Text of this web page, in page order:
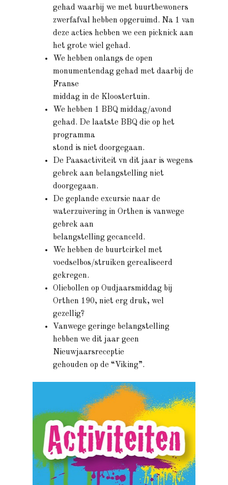
gehad waarbij we met buurtbewoners
zwerfafval hebben opgeruimd. Na 1 van
deze acties hebben we een picknick aan
het grote wiel gehad.
We hebben onlangs de open
monumentendag gehad met daarbij de
Franse
middag in de Kloostertuin.
We hebben 1 BBQ middag/avond
gehad. De laatste BBQ die op het
programma
stond is niet doorgegaan.
De Paasactiviteit vn dit jaar is wegens
gebrek aan belangstelling niet
doorgegaan.
De geplande excursie naar de
waterzuivering in Orthen is vanwege
gebrek aan
belangstelling gecanceld.
We hebben de buurtcirkel met
voedselbos/struiken gerealiseerd
gekregen.
Oliebollen op Oudjaarsmiddag bij
Orthen 190, niet erg druk, wel
gezellig?
Vanwege geringe belangstelling
hebben we dit jaar geen
Nieuwjaarsreceptie
gehouden op de “Viking”.